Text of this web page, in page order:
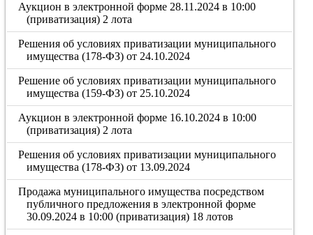
Аукцион в электронной форме 28.11.2024 в 10:00
(приватизация) 2 лота
Решения об условиях приватизации муниципального
имущества (178-ФЗ) от 24.10.2024
Решение об условиях приватизации муниципального
имущества (159-ФЗ) от 25.10.2024
Аукцион в электронной форме 16.10.2024 в 10:00
(приватизация) 2 лота
Решения об условиях приватизации муниципального
имущества (178-ФЗ) от 13.09.2024
Продажа муниципального имущества посредством
публичного предложения в электронной форме
30.09.2024 в 10:00 (приватизация) 18 лотов